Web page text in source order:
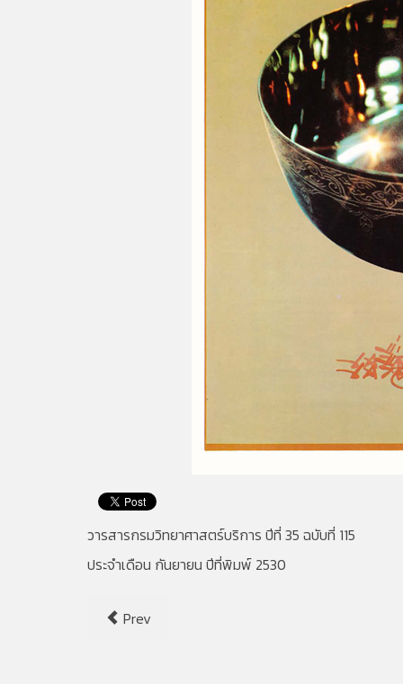
วารสารกรมวิทยาศาสตร์บริการ ปีที่ 35 ฉบับที่ 115
ประจำเดือน กันยายน ปีที่พิมพ์ 2530
Prev